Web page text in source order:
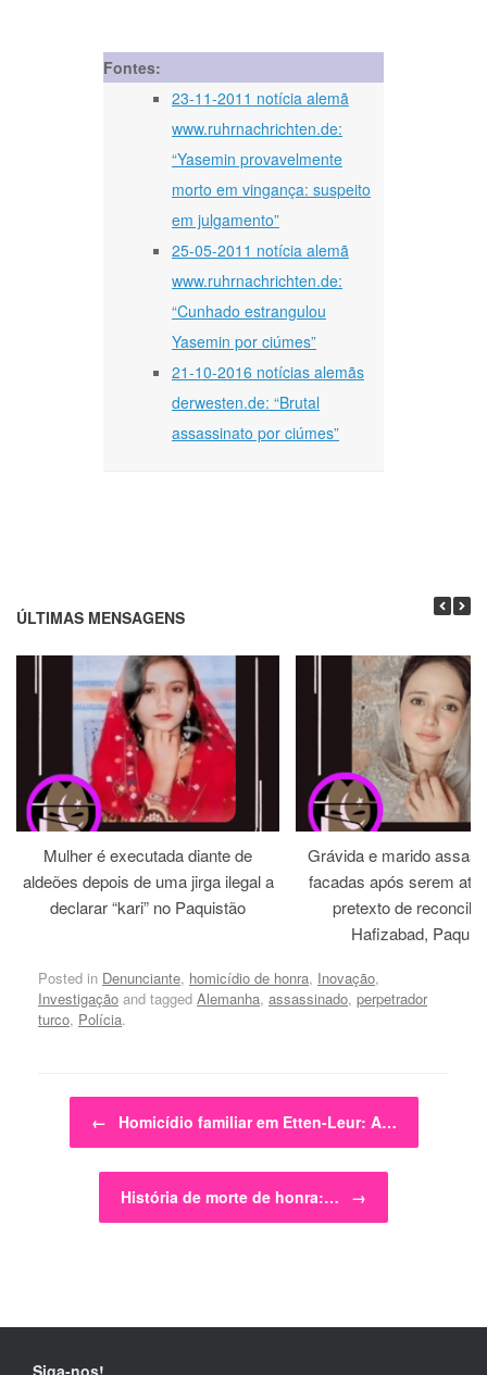
Fontes:
23-11-2011 notícia alemã
www.ruhrnachrichten.de:
“Yasemin provavelmente
morto em vingança: suspeito
em julgamento”
25-05-2011 notícia alemã
www.ruhrnachrichten.de:
“Cunhado estrangulou
Yasemin por ciúmes”
21-10-2016 notícias alemãs
derwesten.de: “Brutal
assassinato por ciúmes”
ÚLTIMAS MENSAGENS
Mulher é executada diante de
aldeões depois de uma jirga ilegal a
declarar “kari” no Paquistão
Grávida e marido
facadas após serem
pretexto de
Hafizabad,
Posted in Denunciante, homicídio de honra, Inovação,
Investigação and tagged Alemanha, assassinado, perpetrador
turco, Polícia.
Post navigation
← Homicídio familiar em Etten-Leur: A…
História de morte de honra:… →